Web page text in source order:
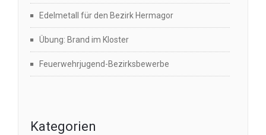
Edelmetall für den Bezirk Hermagor
Übung: Brand im Kloster
Feuerwehrjugend-Bezirksbewerbe
Kategorien